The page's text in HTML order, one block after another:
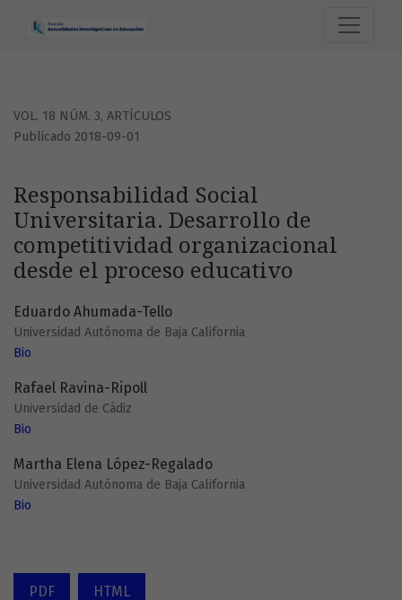
VOL. 18 NÚM. 3, ARTÍCULOS
Responsabilidad Social
Universitaria. Desarrollo de
competitividad organizacional
desde el proceso educativo
Publicado 2018-09-01
Eduardo Ahumada-Tello
Universidad Autónoma de Baja California
Bio
Rafael Ravina-Ripoll
Universidad de Cádiz
Bio
Martha Elena López-Regalado
Universidad Autónoma de Baja California
Bio
PDF HTML